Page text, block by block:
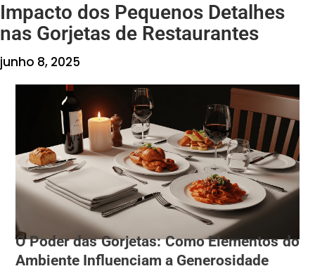
Impacto dos Pequenos Detalhes
nas Gorjetas de Restaurantes
junho 8, 2025
O Poder das Gorjetas: Como Elementos do
Ambiente Influenciam a Generosidade